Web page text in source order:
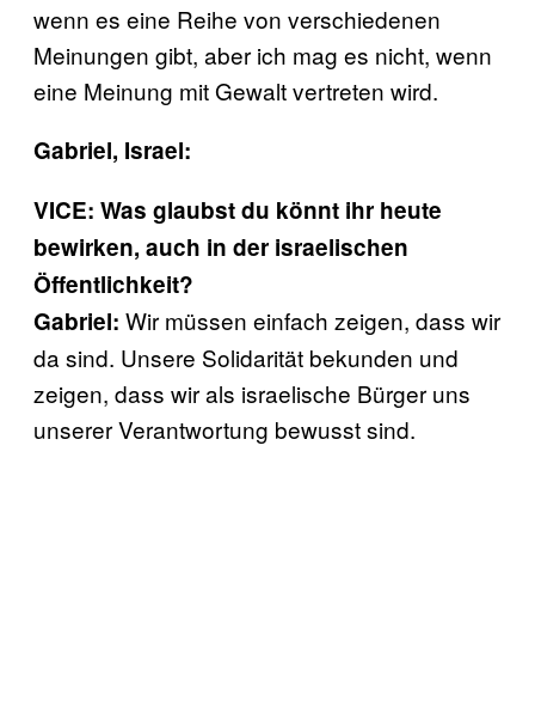
wenn es eine Reihe von verschiedenen
Meinungen gibt, aber ich mag es nicht, wenn
eine Meinung mit Gewalt vertreten wird.
Gabriel, Israel:
VICE: Was glaubst du könnt ihr heute
bewirken, auch in der israelischen
Öffentlichkeit?
Gabriel: Wir müssen einfach zeigen, dass wir
da sind. Unsere Solidarität bekunden und
zeigen, dass wir als israelische Bürger uns
unserer Verantwortung bewusst sind.